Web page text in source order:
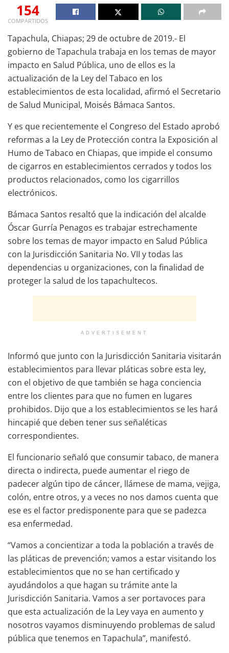
154
COMPARTIDOS
Tapachula, Chiapas; 29 de octubre de 2019.- El
gobierno de Tapachula trabaja en los temas de mayor
impacto en Salud Pública, uno de ellos es la
actualización de la Ley del Tabaco en los
establecimientos de esta localidad, afirmó el Secretario
de Salud Municipal, Moisés Bámaca Santos.
Y es que recientemente el Congreso del Estado aprobó
reformas a la Ley de Protección contra la Exposición al
Humo de Tabaco en Chiapas, que impide el consumo
de cigarros en establecimientos cerrados y todos los
productos relacionados, como los cigarrillos
electrónicos.
Bámaca Santos resaltó que la indicación del alcalde
Óscar Gurría Penagos es trabajar estrechamente
sobre los temas de mayor impacto en Salud Pública
con la Jurisdicción Sanitaria No. VII y todas las
dependencias u organizaciones, con la finalidad de
proteger la salud de los tapachultecos.
ADVERTISEMENT
Informó que junto con la Jurisdicción Sanitaria visitarán
establecimientos para llevar pláticas sobre esta ley,
con el objetivo de que también se haga conciencia
entre los clientes para que no fumen en lugares
prohibidos. Dijo que a los establecimientos se les hará
hincapié que deben tener sus señaléticas
correspondientes.
El funcionario señaló que consumir tabaco, de manera
directa o indirecta, puede aumentar el riego de
padecer algún tipo de cáncer, llámese de mama, vejiga,
colón, entre otros, y a veces no nos damos cuenta que
ese es el factor predisponente para que se padezca
esa enfermedad.
“Vamos a concientizar a toda la población a través de
las pláticas de prevención; vamos a estar visitando los
establecimientos que no se han certificado y
ayudándolos a que hagan su trámite ante la
Jurisdicción Sanitaria. Vamos a ser portavoces para
que esta actualización de la Ley vaya en aumento y
nosotros vayamos disminuyendo problemas de salud
pública que tenemos en Tapachula”, manifestó.